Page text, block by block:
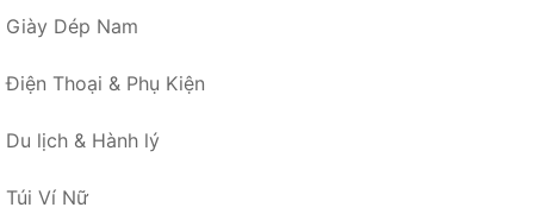
Giày Dép Nam
Điện Thoại & Phụ Kiện
Du lịch & Hành lý
Túi Ví Nữ